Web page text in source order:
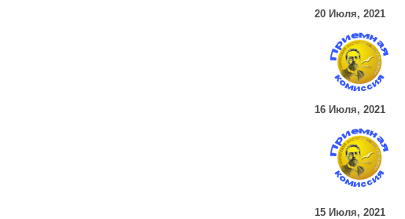
20 Июля, 2021
16 Июля, 2021
15 Июля, 2021